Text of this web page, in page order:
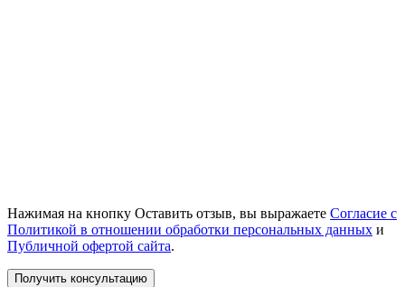
Нажимая на кнопку Оставить отзыв, вы выражаете Согласие с
Политикой в отношении обработки персональных данных и
Публичной офертой сайта.